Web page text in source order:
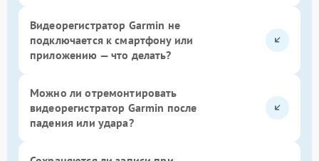
Видеорегистратор Garmin не
подключается к смартфону или
приложению — что делать?
Можно ли отремонтировать
видеорегистратор Garmin после
падения или удара?